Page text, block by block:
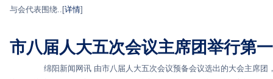
与会代表围绕..[详情]
市八届人大五次会议主席团举行第
绵阳新闻网讯 由市八届人大五次会议预备会议选出的大会主席团，